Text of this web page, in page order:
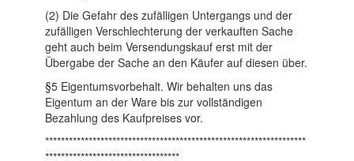
(2) Die Gefahr des zufälligen Untergangs und der
zufälligen Verschlechterung der verkauften Sache
geht auch beim Versendungskauf erst mit der
Übergabe der Sache an den Käufer auf diesen über.
§5 Eigentumsvorbehalt. Wir behalten uns das
Eigentum an der Ware bis zur vollständigen
Bezahlung des Kaufpreises vor.
******************************************************************
**********************************